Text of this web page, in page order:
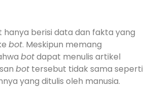
hanya berisi data dan fakta yang
bot. Meskipun memang
botdapat menulis artikel
bot tersebut tidak sama seperti
yang ditulis oleh manusia.